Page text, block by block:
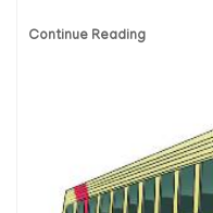
Continue Reading